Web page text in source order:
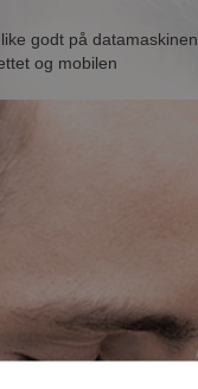
godt på datamaskinen,
og mobilen